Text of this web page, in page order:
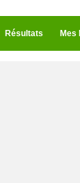
Résultats Mes